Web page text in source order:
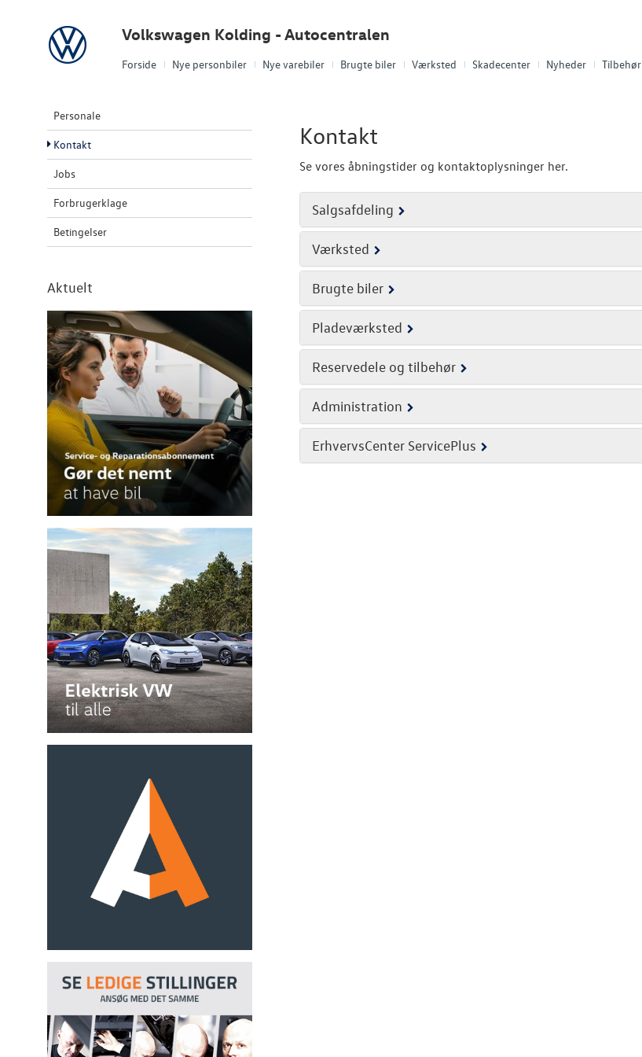
Forside Nye personbiler Nye varebiler Brugte biler Værksted Skadecenter Nyheder Tilbehør
Volkswagen Volkswagen Kolding - Autocentralen
Personale
Kontakt
Jobs
Forbrugerklage
Betingelser
Aktuelt
Kontakt
Se vores åbningstider og kontaktoplysninger her.
Salgsafdeling
Værksted
Brugte biler
Pladeværksted
Reservedele og tilbehør
Administration
ErhvervsCenter ServicePlus